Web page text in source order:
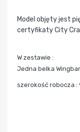
Model objęty jest
certyfikaty City
W zestawie :
Jedna belka
szerokość robocza :